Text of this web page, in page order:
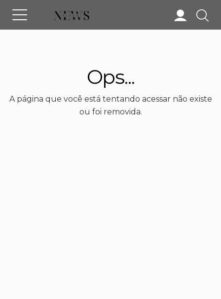
Ops...
A página que você está tentando acessar não existe
ou foi removida.